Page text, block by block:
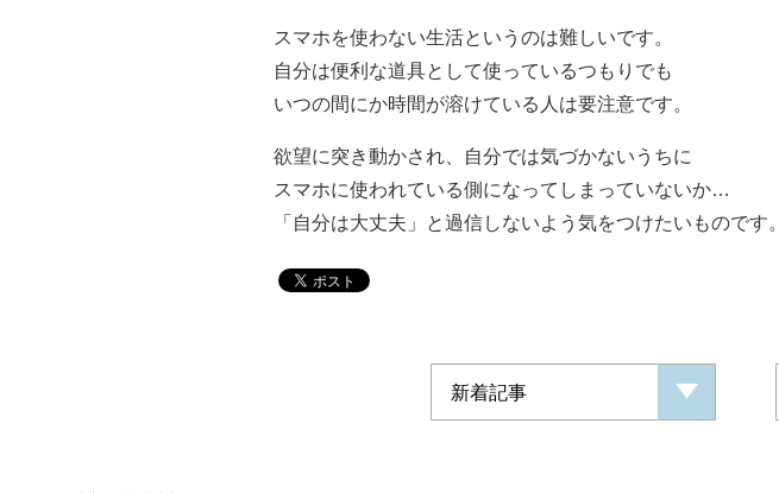
スマホを使わない生活というのは難しいです。
自分は便利な道具として使っているつもりでも
いつの間にか時間が溶けている人は要注意です。
欲望に突き動かされ、自分では気づかないうちに
スマホに使われている側になってしまっていないか…
「自分は大丈夫」と過信しないよう気をつけたいものです。